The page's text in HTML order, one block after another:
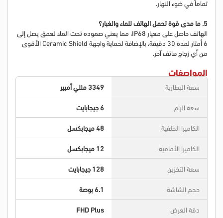
تماماً في ضوء النهار.
5. ما مدى قوة تحمل الهاتف للماء والغبار؟
الهاتف حاصل على معيار IP68، مما يعني صموده تحت الماء لعمق يصل إلى
6 أمتار لمدة 30 دقيقة، بالإضافة لحماية واجهة Ceramic Shield الأقوى
من أي زجاج هاتف آخر.
المواصفات
سعة البطارية
3349 مللي أمبير
سعة الرام
6 جيجابايت
الكاميرا الخلفية
48 ميجابكسل
الكاميرا الأمامية
12 ميجابكسل
سعة التخزين
128 جيجابايت
حجم الشاشة
6.1 بوصة
دقة العرض
FHD Plus